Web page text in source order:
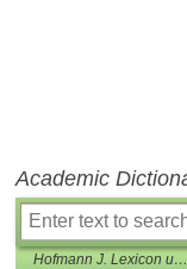
Academic
Hofmann J. Lexicon universale